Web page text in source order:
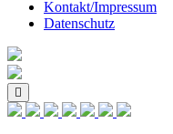
Kontakt/Impressum
Datenschutz
Skip
to
content